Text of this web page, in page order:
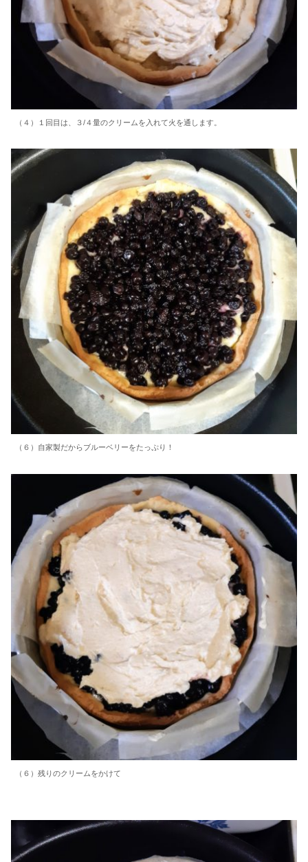
（４）１回目は、３/４量のクリームを入れて火を通します。
（６）自家製だからブルーベリーをたっぷり！
（６）残りのクリームをかけて